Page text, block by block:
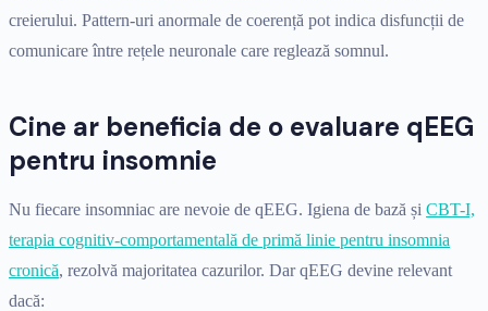
creierului. Pattern-uri anormale de coerență pot indica disfuncții de
comunicare între rețele neuronale care reglează somnul.
Cine ar beneficia de o evaluare qEEG
pentru insomnie
Nu fiecare insomniac are nevoie de qEEG. Igiena de bază și CBT-I,
terapia cognitiv-comportamentală de primă linie pentru insomnia
cronică, rezolvă majoritatea cazurilor. Dar qEEG devine relevant
dacă: